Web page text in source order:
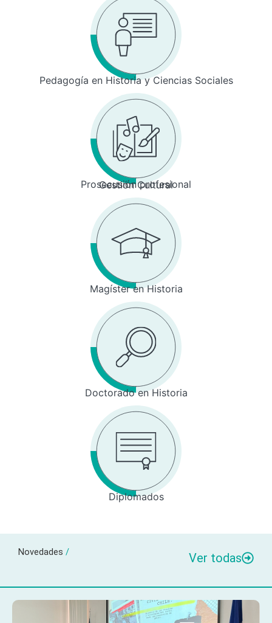
Pedagogía en Historia y Ciencias Sociales
Prosecusión profesional
Gestión Cultural
Magíster en Historia
Doctorado en Historia
Diplomados
Novedades / Ver todas